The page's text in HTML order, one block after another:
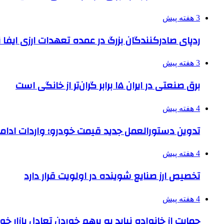
3 هفته پیش
ردپای صادرکنندگان بزرگ در عمده تعهدات ارزی
3 هفته پیش
برق صنعتی در ایران ۱۵ برابر گران‌تر از خانگی است
4 هفته پیش
تدوین دستورالعمل جدید قیمت خودرو؛ واردات
4 هفته پیش
تخصیص ارز صنایع شوینده در اولویت قرار دارد
4 هفته پیش